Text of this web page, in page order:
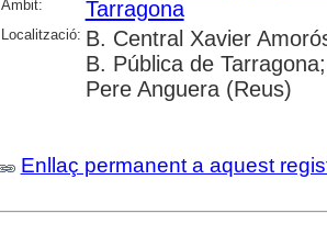
Àmbit: Tarragona
Localització: B. Central Xavier
B. Pública de
Pere Anguera (Reus)
Enllaç permanent a aquest